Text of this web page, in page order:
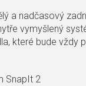
a nadčasový
vymyšlený
které bude vždy
SnapIt 2